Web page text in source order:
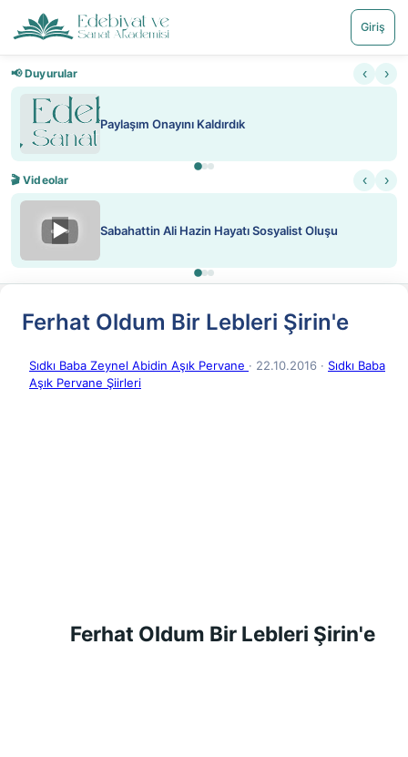
Giriş
📢 Duyurular ‹ ›
Paylaşım Onayını Kaldırdık
🎬 Videolar ‹ ›
▶ Sabahattin Ali Hazin Hayatı Sosyalist Oluşu
Ferhat Oldum Bir Lebleri Şirin'e
Sıdkı Baba Zeynel Abidin Aşık Pervane · 22.10.2016 · Sıdkı Baba
Aşık Pervane Şiirleri
Ferhat Oldum Bir Lebleri Şirin'e